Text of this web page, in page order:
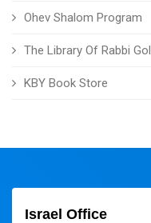
Ohev Shalom Program
The Library Of Rabbi
KBY Book Store
Israel Office